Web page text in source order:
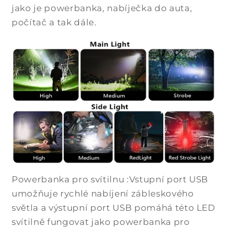
jako je powerbanka, nabíječka do auta,
počítač a tak dále.
Powerbanka pro svítilnu :Vstupní port USB
umožňuje rychlé nabíjení zábleskového
světla a výstupní port USB pomáhá této LED
svítilně fungovat jako powerbanka pro